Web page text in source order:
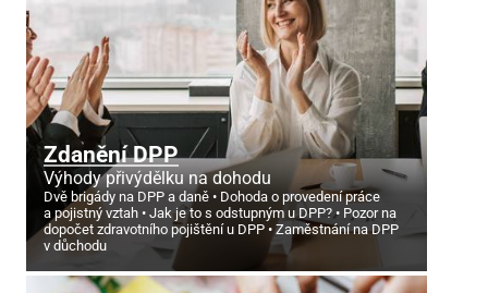
Zdanění DPP
Výhody přivýdělku na dohodu
Dvě brigády na DPP a daně
Dohoda o provedení práce
a pojistný vztah
Jak je to s odstupným u DPP?
Pozor na
dopočet zdravotního pojištění u DPP
Zaměstnání na DPP
v důchodu